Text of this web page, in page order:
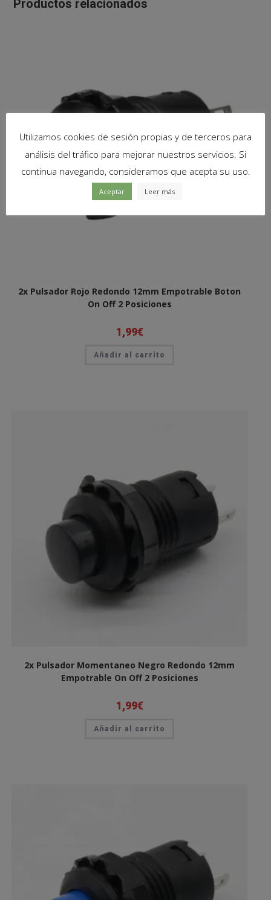
Productos relacionados
2x Pulsador Rojo Redondo 12mm Empotrable Boton
On Off 2 Posiciones
1,99€
Añadir al carrito
2x Pulsador Momentaneo Negro Redondo 12mm
Empotrable On Off 2 Posiciones
1,99€
Añadir al carrito
Utilizamos cookies de sesión propias y de terceros para
análisis del tráfico para mejorar nuestros servicios. Si
continua navegando, consideramos que acepta su uso.
Aceptar Leer más